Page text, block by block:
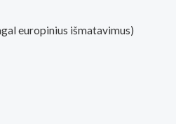
europinius išmatavimus)